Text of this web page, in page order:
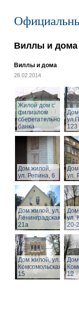
Виллы и дома
Виллы и дома
28.02.2014
Жилой дом с
филиалом
сберегательного
банка
123
Дом жилой,
ул. Репина, 6
ул.
Дом жилой, ул.
Ленинградская,
21а
ул.
20-
Дом жилой, ул.
Комсомольская,
15
Дом
12